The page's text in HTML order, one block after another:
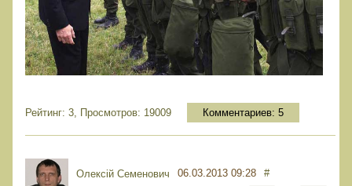
Рейтинг: 3, Просмотров: 19009 Комментариев: 5
Олексій Семенович 06.03.2013 09:28 #